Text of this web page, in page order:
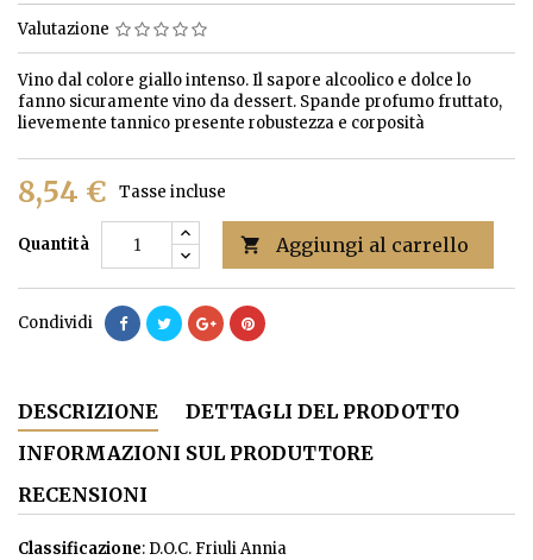
Valutazione
Vino dal colore giallo intenso. Il sapore alcoolico e dolce lo
fanno sicuramente vino da dessert. Spande profumo fruttato,
lievemente tannico presente robustezza e corposità
8,54 € Tasse incluse
Quantità  Aggiungi al carrello
Condividi
DESCRIZIONE
DETTAGLI DEL PRODOTTO
INFORMAZIONI SUL PRODUTTORE
RECENSIONI
Classificazione: D.O.C. Friuli Annia